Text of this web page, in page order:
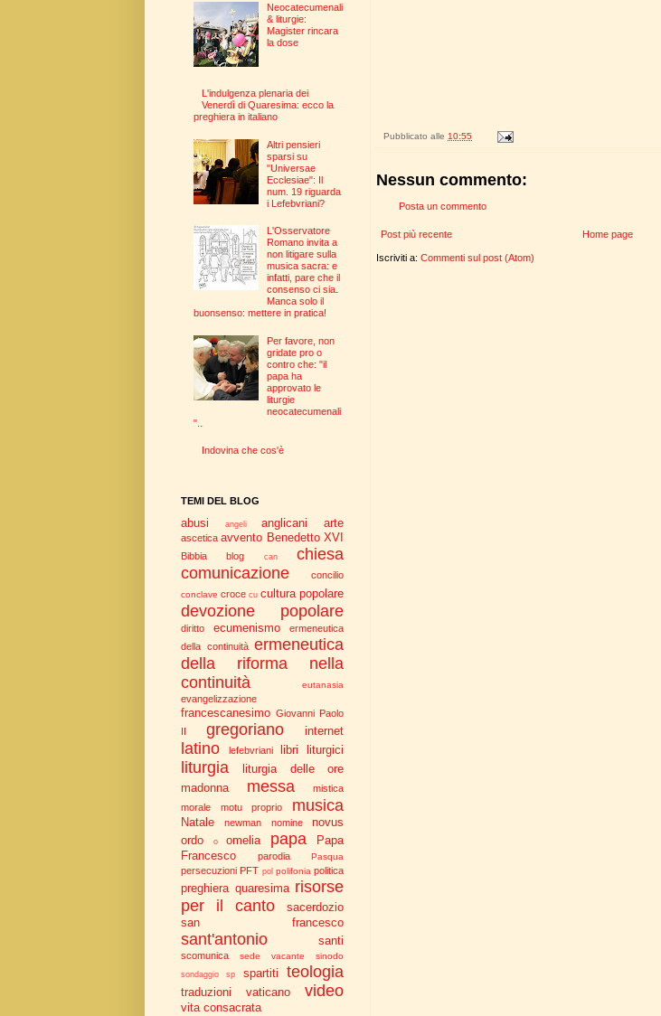
Pubblicato alle 10:55
Nessun commento:
Posta un commento
Post più recente Home page
Iscriviti a: Commenti sul post (Atom)
Neocatecumenali
& liturgie:
Magister rincara
la dose
L'indulgenza plenaria dei
Venerdì di Quaresima: ecco la
preghiera in italiano
Altri pensieri
sparsi su
"Universae
Ecclesiae": Il
num. 19 riguarda
i Lefebvriani?
L'Osservatore
Romano invita a
non litigare sulla
musica sacra: e
infatti, pare che il
consenso ci sia.
Manca solo il
buonsenso: mettere in pratica!
Per favore, non
gridate pro o
contro che: "il
papa ha
approvato le
liturgie
neocatecumenali
"..
Indovina che cos'è
TEMI DEL BLOG
abusi angeli anglicani arte
ascetica avvento Benedetto XVI
Bibbia blog can
chiesa
comunicazione
concilio
conclave croce cu cultura popolare
devozione popolare
diritto ecumenismo
ermeneutica
della continuità ermeneutica
della riforma nella
continuità
eutanasia
evangelizzazione
francescanesimo Giovanni Paolo
II
gregoriano internet
latino lefebvriani libri liturgici
liturgia
liturgia delle ore
madonna
messa
mistica
morale
motu proprio musica
Natale newman nomine
novus
ordo
o omelia papa
Papa
Francesco
parodia Pasqua
persecuzioni PFT pol polifonia politica
preghiera quaresima risorse
per il canto
sacerdozio
san francesco
sant'antonio santi
scomunica sede vacante sinodo
sondaggio sp spartiti teologia
traduzioni vaticano video
vita consacrata